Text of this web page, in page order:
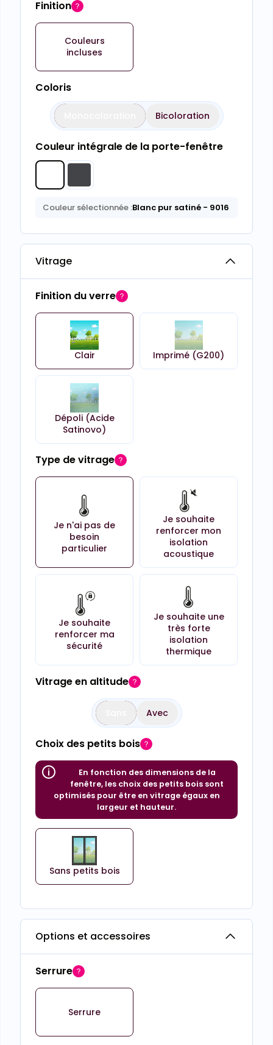
Finition
Couleurs
incluses
Coloris
Bicoloration
Couleur intégrale de la porte-fenêtre
Couleur sélectionnée :Blanc pur satiné - 9016
Vitrage
Finition du verre
Clair Imprimé (G200)
Dépoli (Acide
Satinovo)
Type de vitrage
Je n'ai pas de
besoin
particulier
Je souhaite
renforcer mon
isolation
acoustique
Je souhaite
renforcer ma
sécurité
Je souhaite une
très forte
isolation
thermique
Vitrage en altitude
Avec
Choix des petits bois
En fonction des dimensions de la
fenêtre, les choix des petits bois sont
optimisés pour être en vitrage égaux en
largeur et hauteur.
Sans petits bois
Options et accessoires
Serrure
Serrure